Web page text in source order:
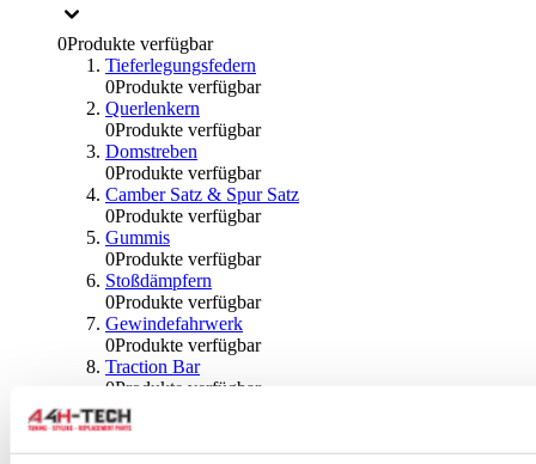
0Produkte verfügbar
Tieferlegungsfedern
0Produkte verfügbar
Querlenkern
0Produkte verfügbar
Domstreben
0Produkte verfügbar
Camber Satz & Spur Satz
0Produkte verfügbar
Gummis
0Produkte verfügbar
Stoßdämpfern
0Produkte verfügbar
Gewindefahrwerk
0Produkte verfügbar
Traction Bar
0Produkte verfügbar
Stabilisator & Zubehör
0Produkte verfügbar
Kugeln & Abdeckungen